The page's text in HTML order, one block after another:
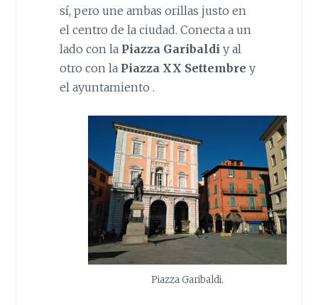
sí, pero une ambas orillas justo en
el centro de la ciudad. Conecta a un
lado con la Piazza Garibaldi y al
otro con la Piazza XX Settembre y
el ayuntamiento .
Piazza Garibaldi.